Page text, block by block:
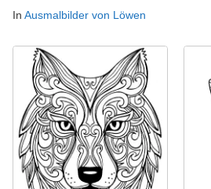
In Ausmalbilder von Löwen